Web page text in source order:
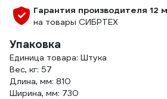
Гарантия производителя 12
на товары СИБРТЕХ
Упаковка
Единица товара: Штука
Вес, кг: 57
Длина, мм: 810
Ширина, мм: 730